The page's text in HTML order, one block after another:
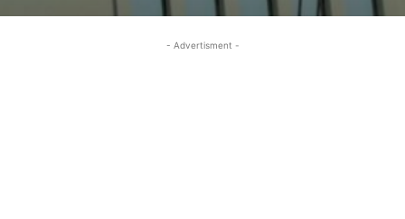
- Advertisment -